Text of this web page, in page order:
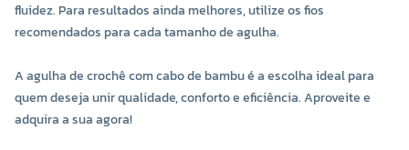
fluidez. Para resultados ainda melhores, utilize os fios
recomendados para cada tamanho de agulha.
A agulha de crochê com cabo de bambu é a escolha ideal para
quem deseja unir qualidade, conforto e eficiência. Aproveite e
adquira a sua agora!